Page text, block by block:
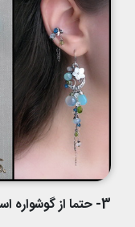
3- حتما از گوشواره استفاده کنید